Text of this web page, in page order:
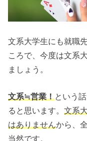
文系大学生にも就職
ころで、今度は文系
ましょう。
文系≒営業！という
ると思います。文系
はありませんから、
当然です。